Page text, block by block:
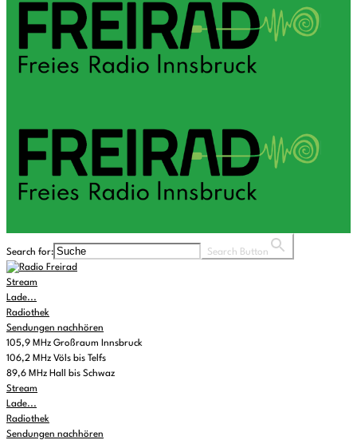
Search for: Search Button
Stream
Lade...
Radiothek
Sendungen nachhören
105,9 MHz Großraum Innsbruck
106,2 MHz Völs bis Telfs
89,6 MHz Hall bis Schwaz
Stream
Lade...
Radiothek
Sendungen nachhören